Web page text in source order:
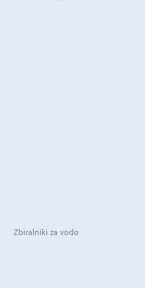
Zbiralniki za vodo